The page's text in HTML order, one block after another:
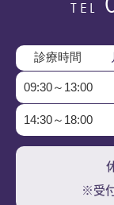
TEL
診療時間
09:30～13:00
14:30～18:00
※受